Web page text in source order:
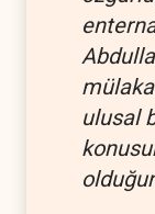
ulusal